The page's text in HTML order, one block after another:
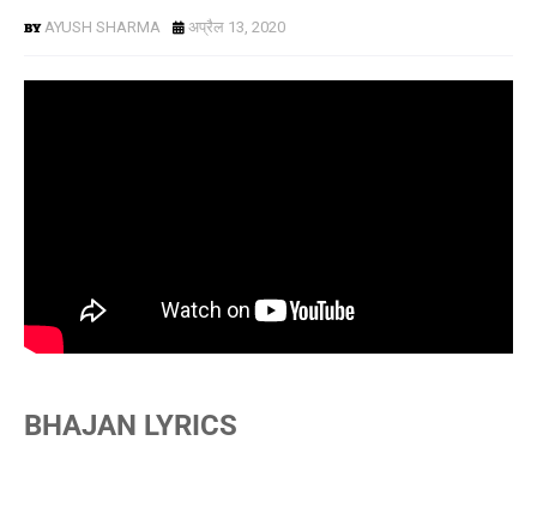
AYUSH SHARMA अप्रैल 13, 2020
BHAJAN LYRICS